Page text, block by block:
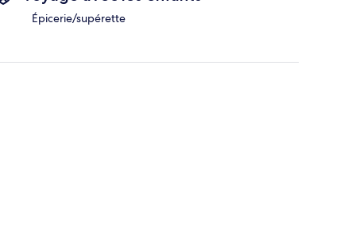
Épicerie/supérette